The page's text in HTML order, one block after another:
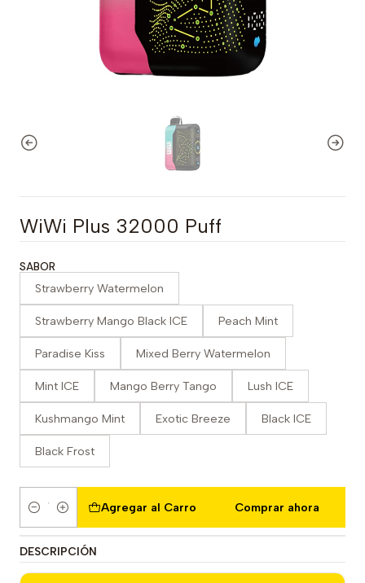
WiWi Plus 32000 Puff
SABOR
Strawberry Watermelon
Strawberry Mango Black ICE Peach Mint
Paradise Kiss Mixed Berry Watermelon
Mint ICE Mango Berry Tango Lush ICE
Kushmango Mint Exotic Breeze Black ICE
Black Frost
Cantidad
Agregar al Carro Comprar ahora
DESCRIPCIÓN